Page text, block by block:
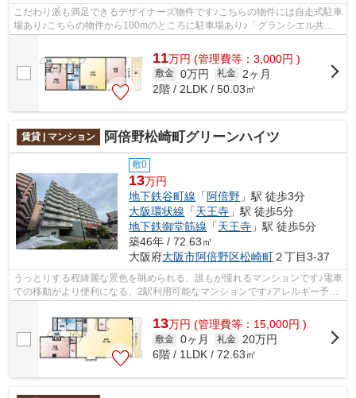
こだわり派も満足できるデザイナーズ物件です♪こちらの物件には自走式駐車
場あり♪こちらの物件から100mのところに駐車場あり♪「グランシエル共立
11万円 (管理費等：3,000円 )
敷金 0万円 礼金
2ヶ月
2階 / 2LDK / 50.03㎡
賃貸 | マンション 阿倍野松崎町グリーンハイツ
敷0
13万円
地下鉄谷町線 「 阿倍野 」駅 徒歩3分
大阪環状線 「天王寺 」駅 徒歩5分
地下鉄御堂筋線 「天王寺 」駅 徒歩5分
築46年 / 72.63㎡
大阪府大阪市阿倍野区松崎町２丁目3-37
うっとりする程綺麗な景色を眺められる、誰もが憧れるマンションです♪電車
での移動がより便利になる、2駅利用可能なマンションです♪アレルギー予防
に適した、通気性の良い安心のマンシ...
13万円 (管理費等：15,000円 )
敷金 0ヶ月 礼金 20万円
6階 / 1LDK / 72.63㎡